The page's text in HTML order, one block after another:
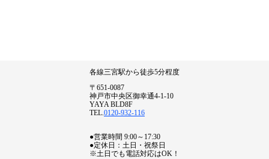
各線三宮駅から徒歩5分程度
〒651-0087
神戸市中央区御幸通4-1-10
YAYA BLD8F
TEL.0120-932-116
●営業時間 9:00～17:30
●定休日：土日・祝祭日
※土日でも電話対応はOK！